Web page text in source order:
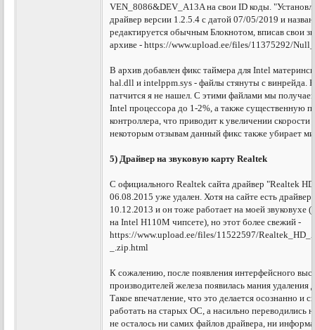
VEN_8086&DEV_A13A на свои ID коды.
драйвер версии 1.2.5.4 с датой 07/05/2019 и
редактируется обычным Блокнотом, вписав свои
архиве - https://www.upload.ee/files/11375292/
В архив добавлен фикс таймера для Intel
hal.dll и intelppm.sys - файлы стянуты с винрейда.
патчится я не нашел. C этими файлами мы
Intel процессора до 1-2%, а также существенную
контроллера, что приводит к увеличении
некоторым отзывам данный фикс также убирает
5) Драйвер на звуковую карту Realtek
С официального Realtek сайта драйвер "Realtek
06.08.2015 уже удален. Хотя на сайте есть
10.12.2013 и он тоже работает на моей звуковухе
на Intel Н110М чипсете), но этот более свежий -
https://www.upload.ee/files/11522597/
_.zip.html
К сожалению, после появления интерфейсного
производителей железа появилась мания
Такое впечатление, что это делается осознанно и
работать на старых ОС, а насильно переводились
не осталось ни самих файлов драйвера, ни